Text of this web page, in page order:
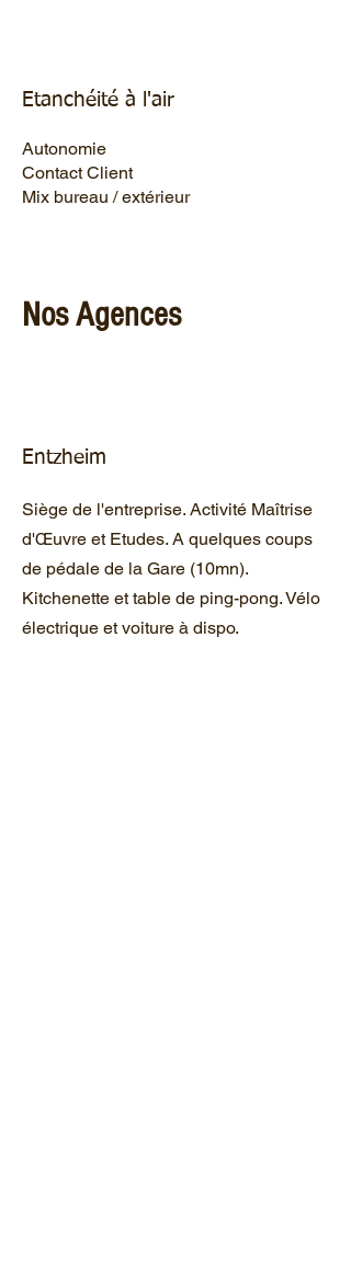
Etanchéité à l'air
Autonomie
Contact Client
Mix bureau / extérieur
Nos Agences
Entzheim
Siège de l'entreprise. Activité Maîtrise
d'Œuvre et Etudes. A quelques coups
de pédale de la Gare (10mn).
Kitchenette et table de ping-pong. Vélo
électrique et voiture à dispo.